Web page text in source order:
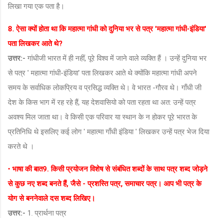
लिखा गया एक पता है।
8. ऐसा क्यों होता था कि महात्मा गांधी को दुनिया भर से पत्र 'महात्मा गांधी-इंडिया'
पता लिखकर आते थे?
उत्तर:- गांधीजी भारत में ही नहीं, पूरे विश्व में जाने वाले व्यक्ति हैं । उन्हें दुनिया भर
से पत्र ' महात्मा गांधी-इंडिया' पता लिखकर आते थे क्योंकि महात्मा गांधी अपने
समय के सर्वाधिक लोकप्रिय व प्रसिद्ध व्यक्ति थे। वे भारत -गौरव थे। गाँधी जी
देश के किस भाग में रह रहे हैं, यह देशवासियो को पता रहता था अत: उन्हें पत्र
अवश्य मिल जाता था। वे किसी एक परिवार या स्थान के न होकर पूरे भारत के
प्रतिनिधि थे इसलिए कई लोग ' महात्मा गाँधी इंडिया ' लिखकर उन्हें पत्र भेज दिया
करते थे ।
• भाषा की बात9. किसी प्रयोजन विशेष से संबंधित शब्दों के साथ पत्र शब्द जोड़ने
से कुछ नए शब्द बनते हैं, जैसे - प्रशस्ति पत्र, समाचार पत्र। आप भी पत्र के
योग से बननेवाले दस शब्द लिखिए।
उत्तर:- 1. प्रार्थना पत्र